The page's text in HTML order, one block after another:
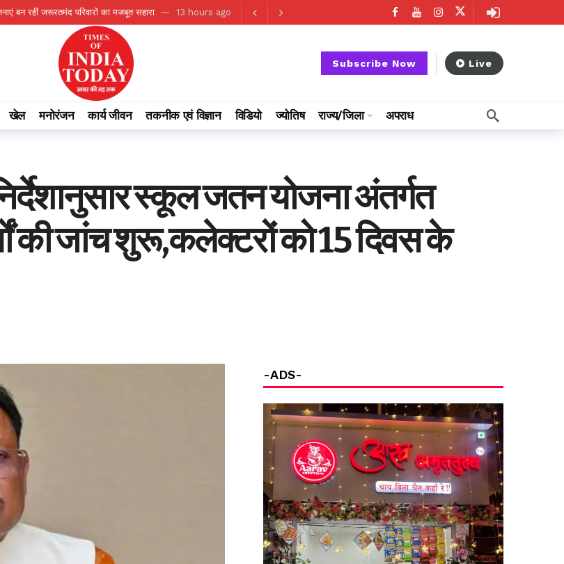
बन रहीं जरूरतमंद परिवारों का मजबूत सहारा 13 hours ago
13 hours ago
13 hours ago
13 hours ago
कार्य: मुख्यमंत्री विष्णु देव साय
hours ago
2026’ से नवाजा गया 13 hours ago
12 hours ago
Subscribe Now Live
खेल मनोरंजन कार्य जीवन तकनीक एवं विज्ञान विडियो ज्योतिष राज्य/जिला अपराध
स्कूल जतन योजना अंतर्गत
की जांच शुरू,कलेक्टरों को 15 दिवस के
-ADS-